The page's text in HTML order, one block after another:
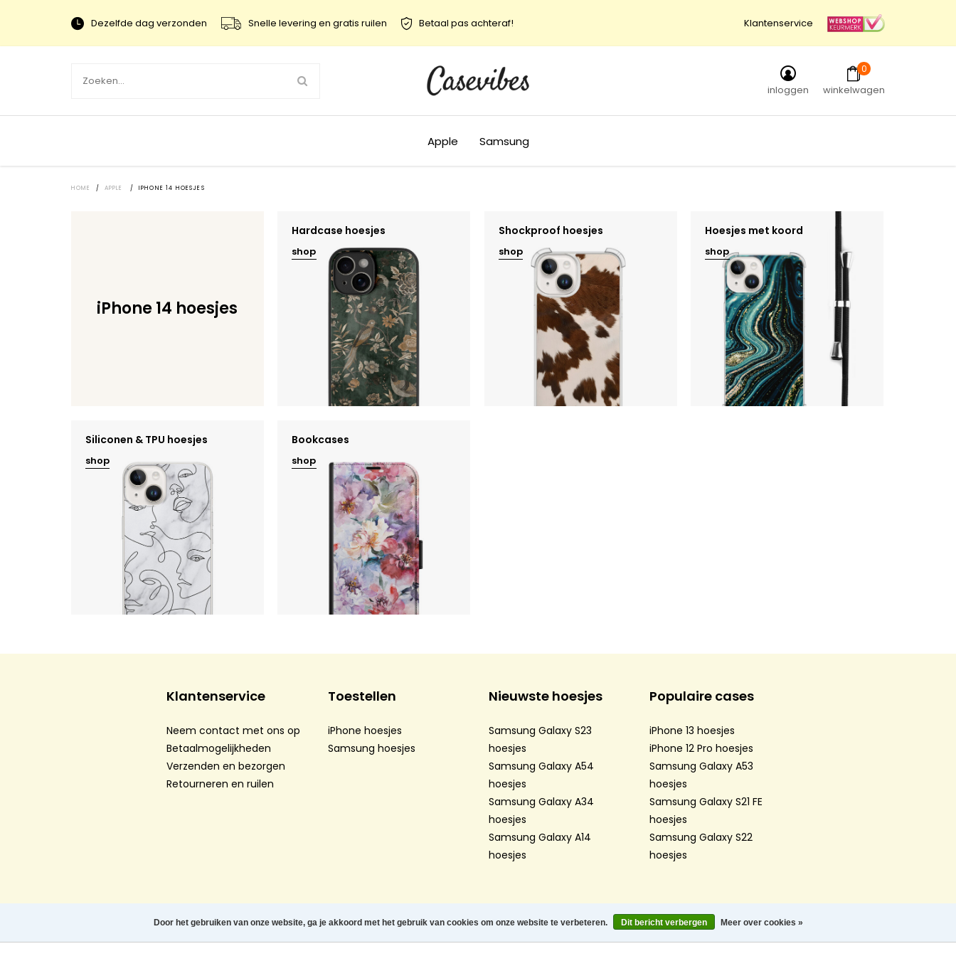
Dezelfde dag verzonden Snelle levering en gratis ruilen Betaal pas achteraf! Klantenservice
inloggen
0
winkelwagen
Apple Samsung
HOME / APPLE / IPHONE 14 HOESJES
iPhone 14 hoesjes
Hardcase hoesjes
shop
Shockproof hoesjes
shop
Hoesjes met koord
shop
Siliconen & TPU hoesjes
shop
Bookcases
shop
Klantenservice
Neem contact met ons op
Betaalmogelijkheden
Verzenden en bezorgen
Retourneren en ruilen
Toestellen
iPhone hoesjes
Samsung hoesjes
Nieuwste hoesjes
Samsung Galaxy S23
hoesjes
Samsung Galaxy A54
hoesjes
Samsung Galaxy A34
hoesjes
Samsung Galaxy A14
hoesjes
Populaire cases
iPhone 13 hoesjes
iPhone 12 Pro hoesjes
Samsung Galaxy A53
hoesjes
Samsung Galaxy S21 FE
hoesjes
Samsung Galaxy S22
hoesjes
Herroeping aanvragen Copyright © 2026 Casevibes
Door het gebruiken van onze website, ga je akkoord met het gebruik van cookies om onze website te verbeteren. Dit bericht verbergen Meer over cookies »